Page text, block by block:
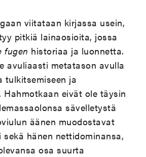
viitataan kirjassa usein,
pitkiä lainaosioita, jossa
fugen historiaa ja luonnetta.
avuliaasti metatason avulla
tulkitsemiseen ja
Hahmotkaan eivät ole täysin
sävelletystä
äänen muodostavat
sekä hänen nettidominansa,
osa suurta